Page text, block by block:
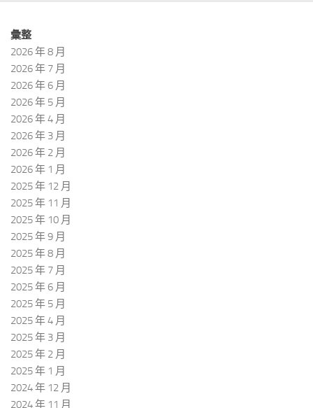
彙整
2026 年 8 月
2026 年 7 月
2026 年 6 月
2026 年 5 月
2026 年 4 月
2026 年 3 月
2026 年 2 月
2026 年 1 月
2025 年 12 月
2025 年 11 月
2025 年 10 月
2025 年 9 月
2025 年 8 月
2025 年 7 月
2025 年 6 月
2025 年 5 月
2025 年 4 月
2025 年 3 月
2025 年 2 月
2025 年 1 月
2024 年 12 月
2024 年 11 月